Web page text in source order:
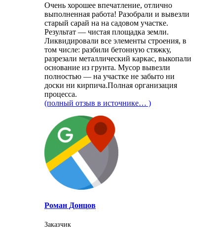
Очень хорошее впечатление, отлично
выполненная работа! Разобрали и вывезли
старый сарай на на садовом участке.
Результат — чистая площадка земли.
Ликвидировали все элементы строения, в
том числе: разбили бетонную стяжку,
разрезали металлический каркас, выкопали
основание из грунта. Мусор вывезли
полностью — на участке не забыто ни
доски ни кирпича.Полная организация
процесса.
(полный отзыв в источнике… )
Роман Донцов
Заказчик